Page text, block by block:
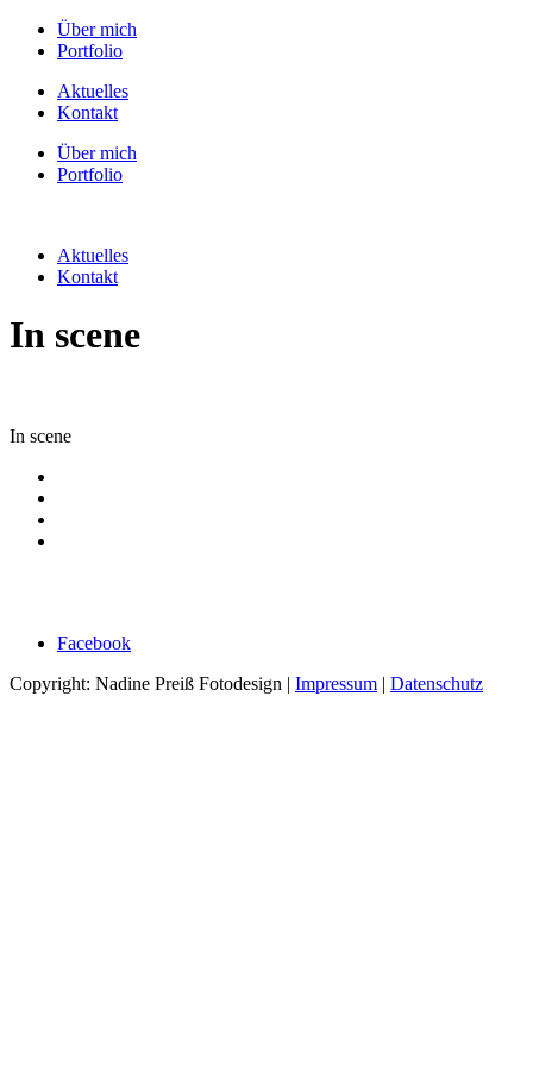
Über mich
Portfolio
Aktuelles
Kontakt
Über mich
Portfolio
Aktuelles
Kontakt
In scene
In scene
Facebook
Copyright: Nadine Preiß Fotodesign | Impressum | Datenschutz